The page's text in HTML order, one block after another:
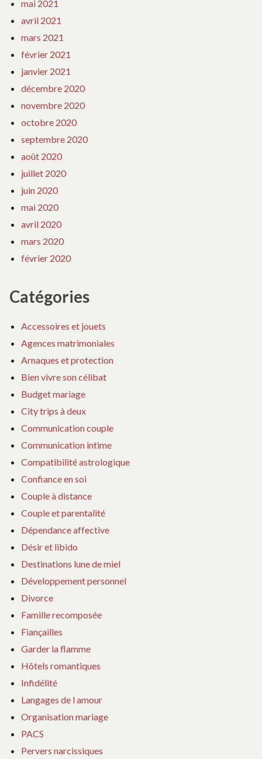
mai 2021
avril 2021
mars 2021
février 2021
janvier 2021
décembre 2020
novembre 2020
octobre 2020
septembre 2020
août 2020
juillet 2020
juin 2020
mai 2020
avril 2020
mars 2020
février 2020
Catégories
Accessoires et jouets
Agences matrimoniales
Arnaques et protection
Bien vivre son célibat
Budget mariage
City trips à deux
Communication couple
Communication intime
Compatibilité astrologique
Confiance en soi
Couple à distance
Couple et parentalité
Dépendance affective
Désir et libido
Destinations lune de miel
Développement personnel
Divorce
Famille recomposée
Fiançailles
Garder la flamme
Hôtels romantiques
Infidélité
Langages de l amour
Organisation mariage
PACS
Pervers narcissiques